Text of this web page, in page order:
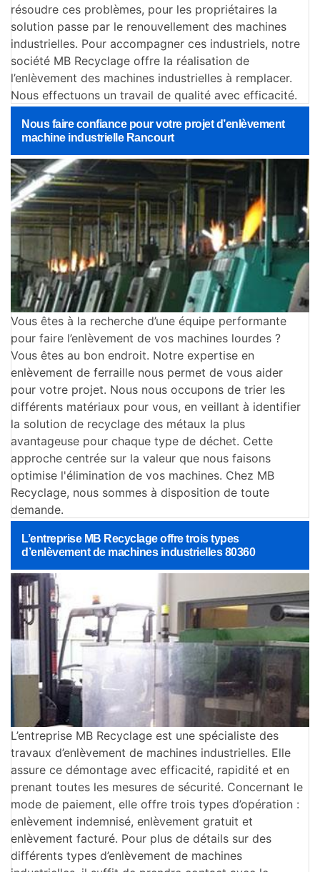
résoudre ces problèmes, pour les propriétaires la
solution passe par le renouvellement des machines
industrielles. Pour accompagner ces industriels, notre
société MB Recyclage offre la réalisation de
l’enlèvement des machines industrielles à remplacer.
Nous effectuons un travail de qualité avec efficacité.
Nous faire confiance pour votre projet d’enlèvement
machine industrielle Rancourt
Vous êtes à la recherche d’une équipe performante
pour faire l’enlèvement de vos machines lourdes ?
Vous êtes au bon endroit. Notre expertise en
enlèvement de ferraille nous permet de vous aider
pour votre projet. Nous nous occupons de trier les
différents matériaux pour vous, en veillant à identifier
la solution de recyclage des métaux la plus
avantageuse pour chaque type de déchet. Cette
approche centrée sur la valeur que nous faisons
optimise l'élimination de vos machines. Chez MB
Recyclage, nous sommes à disposition de toute
demande.
L’entreprise MB Recyclage offre trois types
d’enlèvement de machines industrielles 80360
L’entreprise MB Recyclage est une spécialiste des
travaux d’enlèvement de machines industrielles. Elle
assure ce démontage avec efficacité, rapidité et en
prenant toutes les mesures de sécurité. Concernant le
mode de paiement, elle offre trois types d’opération :
enlèvement indemnisé, enlèvement gratuit et
enlèvement facturé. Pour plus de détails sur des
différents types d’enlèvement de machines